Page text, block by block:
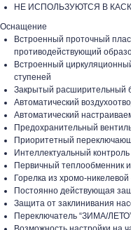
НЕ ИСПОЛЬЗУЮТСЯ В
Оснащение
Встроенный проточный
противодействующий
Встроенный
ступеней
Закрытый расширительный
Автоматический
Автоматический
Предохранительный
Приоритетный
Интеллектуальный
Первичный теплообменник
Горелка из хромо-никелевой
Постоянно действующая
Защита от заклинивания
Переключатель “ЗИМА/